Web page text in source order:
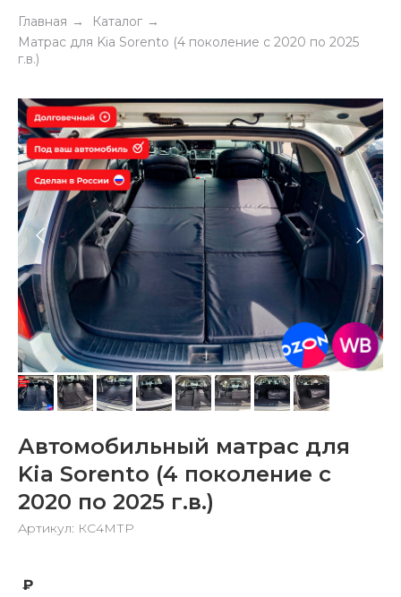
Главная → Каталог →
Матрас для Kia Sorento (4 поколение c 2020 по 2025
г.в.)
Автомобильный матрас для
Kia Sorento (4 поколение c
2020 по 2025 г.в.)
Артикул: КС4МТР
₽